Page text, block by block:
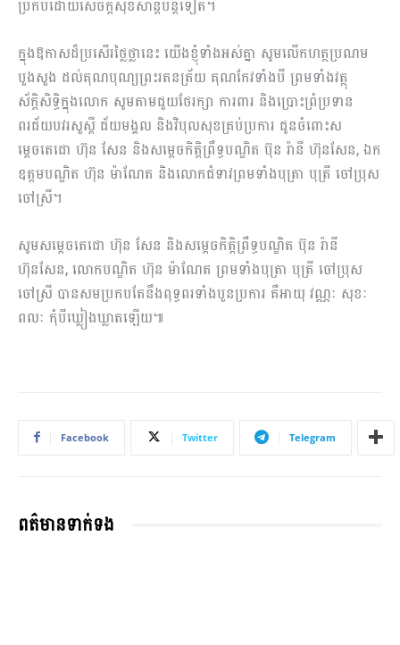
ប្រកបដោយសេចក្តីសុខសាន្តបន្តទៀត។
ក្នុងឱកាសដ៏ប្រសើរថ្លៃថ្លានេះ យើងខ្ញុំទាំងអស់គ្នា សូមលើកហត្ថប្រណម
បួងសួង ដល់គុណបុណ្យព្រះរតនត្រ័យ គុណកែវទាំងបី ព្រមទាំងវត្ថុ
ស័ក្តិសិទ្ធិក្នុងលោក សូមតាមជួយថែរក្សា ការពារ និងប្រោះព្រំប្រទាន
ពរជ័យបវរសួស្តី ជ័យមង្គល និងវិបុលសុខគ្រប់ប្រការ ជូនចំពោះស
ម្តេចតេជោ ហ៊ុន សែន និងសម្តេចកិត្តិព្រឹទ្ធបណ្ឌិត ប៊ុន រ៉ានី ហ៊ុនសែន, ឯក
ឧត្តមបណ្ឌិត ហ៊ុន ម៉ាណែត និងលោកជំទាវព្រមទាំងបុត្រា បុត្រី ចៅប្រុស
ចៅស្រី។
សូមសម្តេចតេជោ ហ៊ុន សែន និងសម្តេចកិត្តិព្រឹទ្ធបណ្ឌិត ប៊ុន រ៉ានី
ហ៊ុនសែន, លោកបណ្ឌិត ហ៊ុន ម៉ាណែត ព្រមទាំងបុត្រា បុត្រី ចៅប្រុស
ចៅស្រី បានសមប្រកបតែនឹងពុទ្ធពរទាំងបួនប្រការ គឺអាយុ វណ្ណៈ សុខៈ
ពលៈ កុំបីឃ្លៀងឃ្លាតឡើយ៕
Facebook Twitter Telegram
ពត៌មានទាក់ទង